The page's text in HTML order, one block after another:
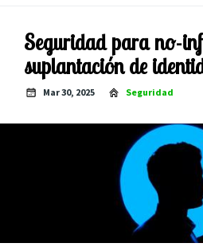
Seguridad para no-
suplantación de
Mar 30, 2025 Seguridad